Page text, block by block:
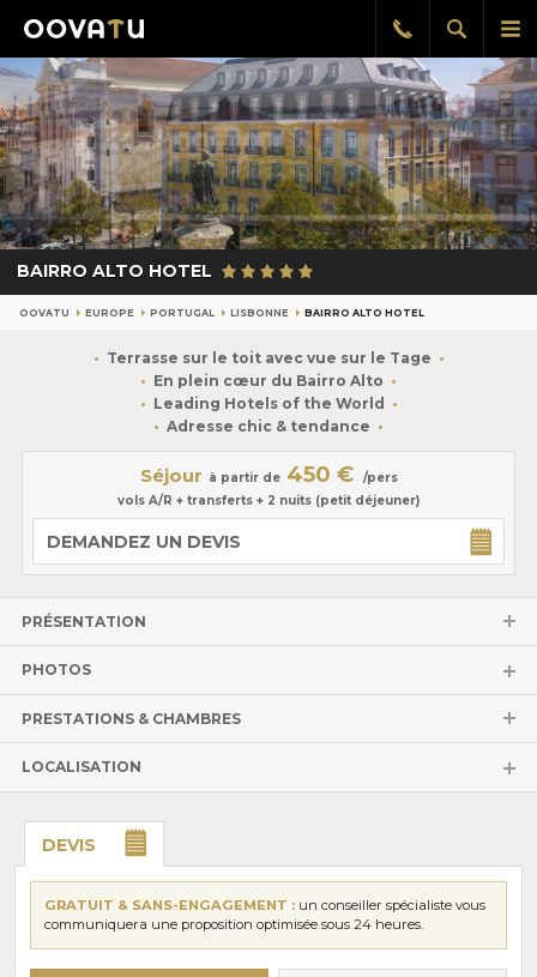
le
Afficher
la
Rappel
gratuit
BAIRRO ALTO HOTEL
OOVATU EUROPE PORTUGAL LISBONNE BAIRRO ALTO HOTEL
Terrasse sur le toit avec vue sur le Tage
En plein cœur du Bairro Alto
Leading Hotels of the World
Adresse chic & tendance
Séjour à partir de 450 €
/pers
vols A/R + transferts + 2 nuits (petit déjeuner)
DEMANDEZ UN DEVIS
PRÉSENTATION
PHOTOS
PRESTATIONS & CHAMBRES
LOCALISATION
DEVIS
GRATUIT & SANS-ENGAGEMENT : un conseiller spécialiste vous
communiquera une proposition optimisée sous 24 heures.